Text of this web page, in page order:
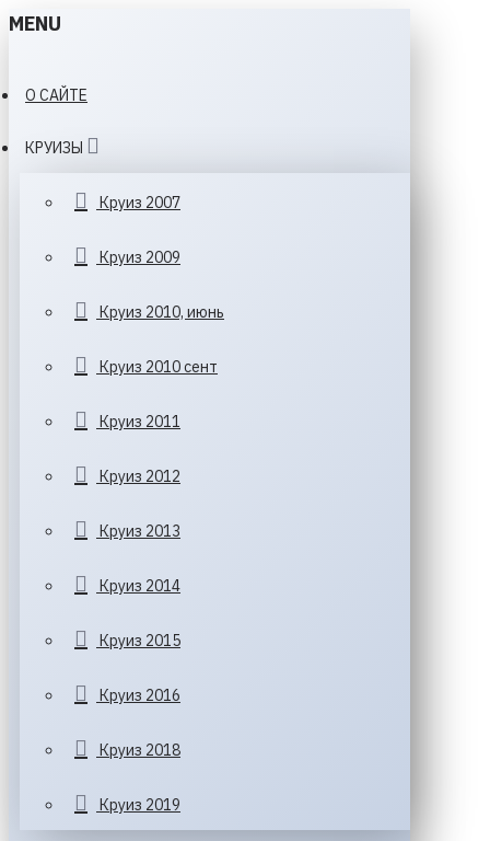
MENU
О САЙТЕ
КРУИЗЫ
Круиз 2007
Круиз 2009
Круиз 2010, июнь
Круиз 2010 сент
Круиз 2011
Круиз 2012
Круиз 2013
Круиз 2014
Круиз 2015
Круиз 2016
Круиз 2018
Круиз 2019